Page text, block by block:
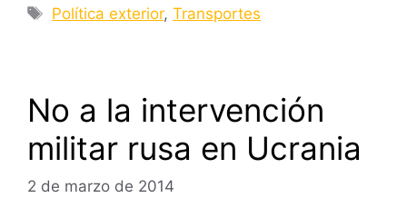
Etiquetas
Política exterior,Transportes
No a la intervención
militar rusa en Ucrania
2 de marzo de 2014